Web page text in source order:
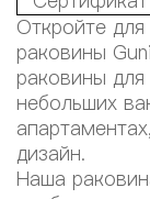
Откройте
раковины
раковины
небольших
дизайн.
Наша